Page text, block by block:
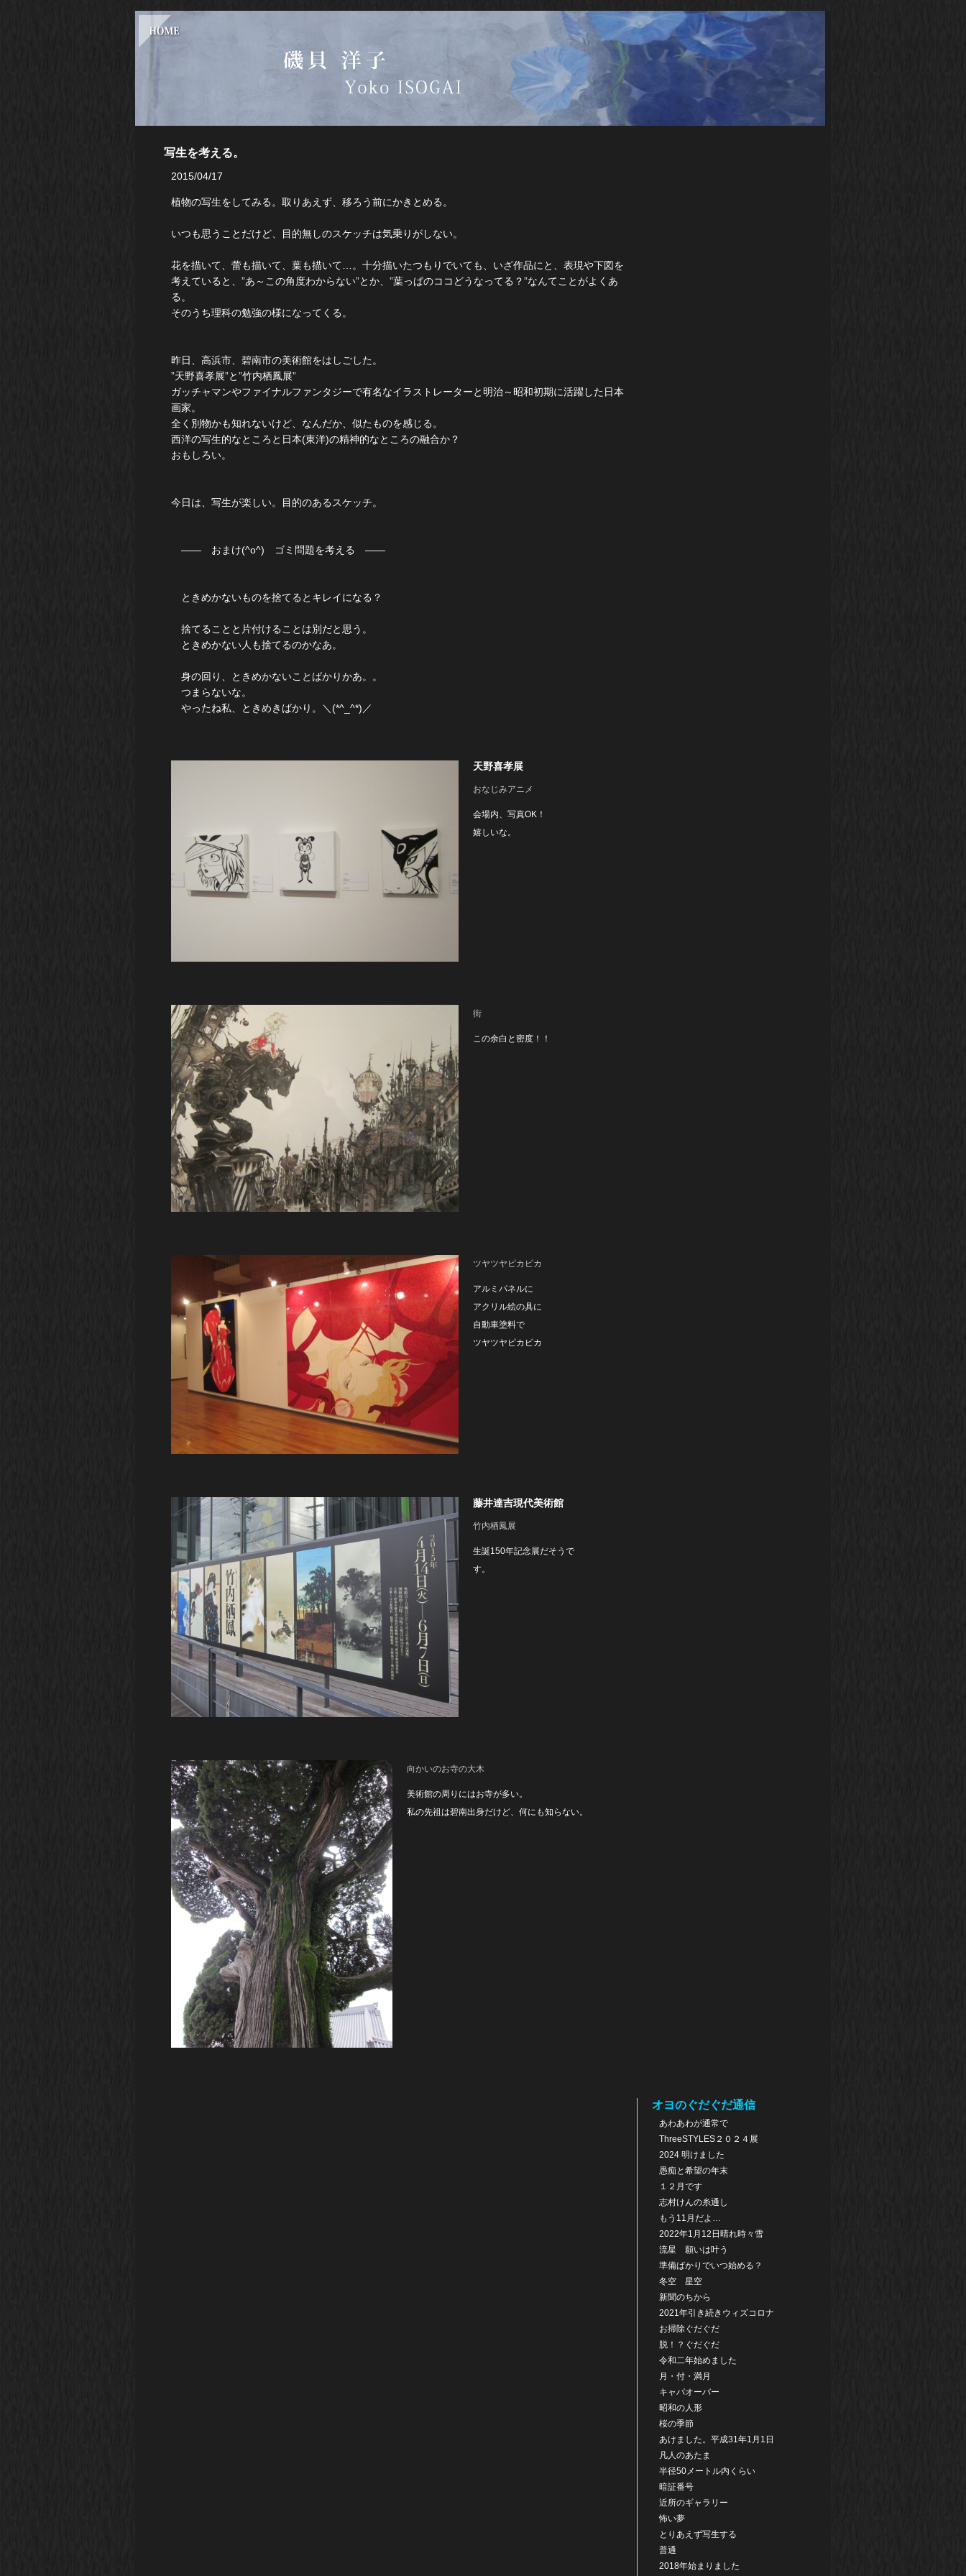
写生を考える。
2015/04/17
植物の写生をしてみる。取りあえず、移ろう前にかきとめる。
いつも思うことだけど、目的無しのスケッチは気乗りがしない。
花を描いて、蕾も描いて、葉も描いて…。十分描いたつもりでいても、いざ作品にと、表現や下図を
考えていると、”あ～この角度わからない”とか、”葉っぱのココどうなってる？”なんてことがよくあ
る。
そのうち理科の勉強の様になってくる。
昨日、高浜市、碧南市の美術館をはしごした。
”天野喜孝展”と”竹内栖鳳展”
ガッチャマンやファイナルファンタジーで有名なイラストレーターと明治～昭和初期に活躍した日本
画家。
全く別物かも知れないけど、なんだか、似たものを感じる。
西洋の写生的なところと日本(東洋)の精神的なところの融合か？
おもしろい。
今日は、写生が楽しい。目的のあるスケッチ。
―― おまけ(^o^) ゴミ問題を考える ――
ときめかないものを捨てるとキレイになる？
捨てることと片付けることは別だと思う。
ときめかない人も捨てるのかなあ。
身の回り、ときめかないことばかりかあ。。
つまらないな。
やったね私、ときめきばかり。＼(*^_^*)／
天野喜孝展
おなじみアニメ
会場内、写真OK！
嬉しいな。
街
この余白と密度！！
ツヤツヤピカピカ
アルミパネルに
アクリル絵の具に
自動車塗料で
ツヤツヤピカピカ
藤井達吉現代美術館
竹内栖鳳展
生誕150年記念展だそうで
す。
向かいのお寺の大木
美術館の周りにはお寺が多い。
私の先祖は碧南出身だけど、何にも知らない。
オヨのぐだぐだ通信
あわあわが通常で
ThreeSTYLES２０２４展
2024 明けました
愚痴と希望の年末
１２月です
志村けんの糸通し
もう11月だよ…
2022年1月12日晴れ時々雪
流星 願いは叶う
準備ばかりでいつ始める？
冬空 星空
新聞のちから
2021年引き続きウィズコロナ
お掃除ぐだぐだ
脱！？ぐだぐだ
令和二年始めました
月・付・満月
キャパオーバー
昭和の人形
桜の季節
あけました。平成31年1月1日
凡人のあたま
半径50メートル内くらい
暗証番号
近所のギャラリー
怖い夢
とりあえず写生する
普通
2018年始まりました